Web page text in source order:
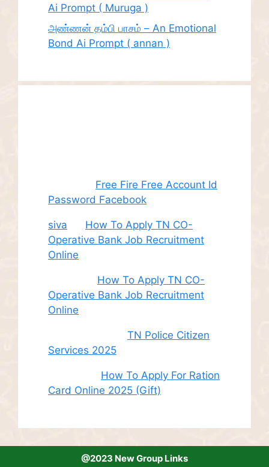
Ai Prompt ( Muruga )
அண்ணன் தம்பி பாசம் – An Emotional
Bond Ai Prompt ( annan )
Free Fire Free Account Id
Password Facebook
siva
How To Apply TN CO-
Operative Bank Job Recruitment
Online
How To Apply TN CO-
Operative Bank Job Recruitment
Online
TN Police Citizen
Services 2025
How To Apply For Ration
Card Online 2025 (Gift)
@2023 New Group Links